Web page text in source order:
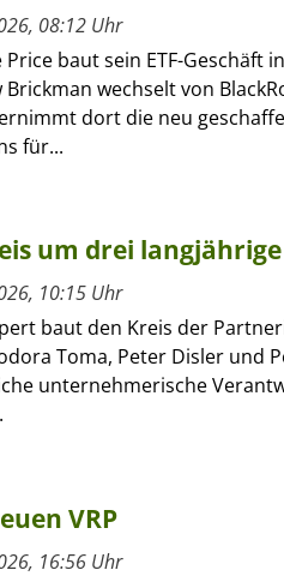
08:12 Uhr
Price baut sein ETF-Geschäft
Brickman wechselt von
dort die neu
für...
um drei
10:15 Uhr
baut den Kreis der
Toma, Peter Disler und
unternehmerische
VRP
16:56 Uhr